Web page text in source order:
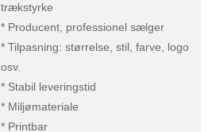
trækstyrke
* Producent, professionel sælger
* Tilpasning: størrelse, stil, farve, logo
osv.
* Stabil leveringstid
* Miljømateriale
* Printbar